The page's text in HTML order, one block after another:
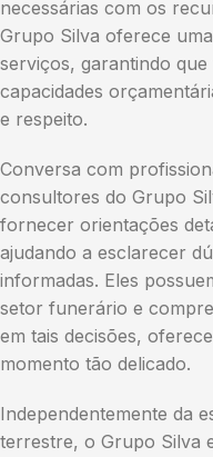
necessárias com os
Grupo Silva oferece
serviços, garantindo que
capacidades
e respeito.
Conversa com
consultores do Grupo
fornecer orientações
ajudando a esclarecer
informadas. Eles
setor funerário e
em tais decisões,
momento tão delicado.
Independentemente da
terrestre, o Grupo Silva